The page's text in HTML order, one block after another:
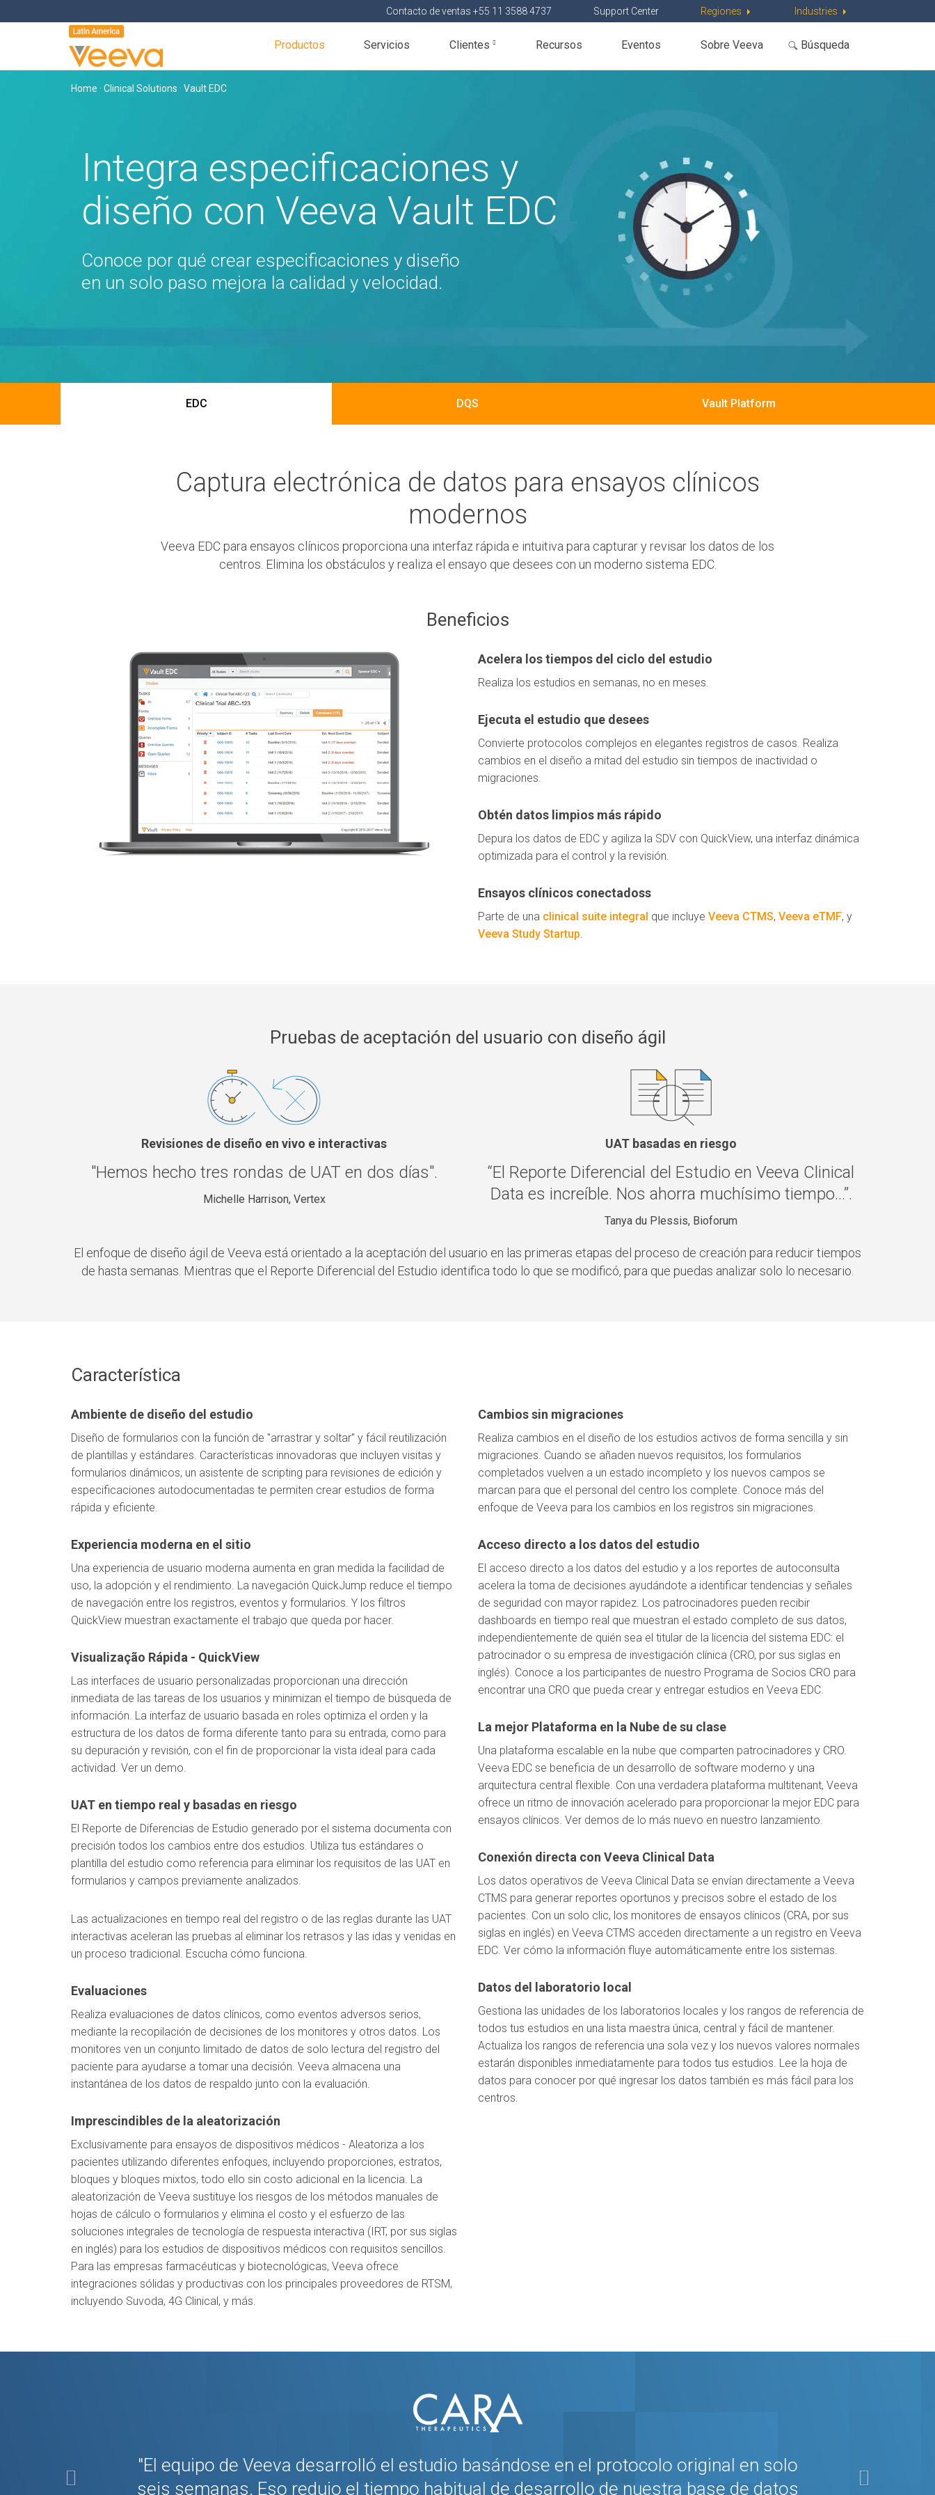
Contacto de ventas +55 11 3588 4737 Support Center Regiones Industries
Productos Servicios Clientes Recursos Eventos Sobre Veeva
Home · Clinical Solutions · Vault EDC
Integra especificaciones y
diseño con Veeva Vault EDC
Conoce por qué crear especificaciones y diseño
en un solo paso mejora la calidad y velocidad.
EDC DQS Vault Platform
Captura electrónica de datos para ensayos clínicos
modernos
Veeva EDC para ensayos clínicos proporciona una interfaz rápida e intuitiva para capturar y revisar los datos de los
centros. Elimina los obstáculos y realiza el ensayo que desees con un moderno sistema EDC.
Beneficios
Acelera los tiempos del ciclo del estudio
Realiza los estudios en semanas, no en meses.
Ejecuta el estudio que desees
Convierte protocolos complejos en elegantes registros de casos. Realiza
cambios en el diseño a mitad del estudio sin tiempos de inactividad o
migraciones.
Obtén datos limpios más rápido
Depura los datos de EDC y agiliza la SDV con QuickView, una interfaz dinámica
optimizada para el control y la revisión.
Ensayos clínicos conectadoss
Parte de una clinical suite integral que incluye Veeva CTMS, Veeva eTMF, y
Veeva Study Startup.
Pruebas de aceptación del usuario con diseño ágil
Revisiones de diseño en vivo e interactivas
"Hemos hecho tres rondas de UAT en dos días".
Michelle Harrison, Vertex
UAT basadas en riesgo
“El Reporte Diferencial del Estudio en Veeva Clinical
Data es increíble. Nos ahorra muchísimo tiempo...”.
Tanya du Plessis, Bioforum
El enfoque de diseño ágil de Veeva está orientado a la aceptación del usuario en las primeras etapas del proceso de creación para reducir tiempos
de hasta semanas. Mientras que el Reporte Diferencial del Estudio identifica todo lo que se modificó, para que puedas analizar solo lo necesario.
Característica
Ambiente de diseño del estudio
Diseño de formularios con la función de "arrastrar y soltar" y fácil reutilización
de plantillas y estándares. Características innovadoras que incluyen visitas y
formularios dinámicos, un asistente de scripting para revisiones de edición y
especificaciones autodocumentadas te permiten crear estudios de forma
rápida y eficiente.
Experiencia moderna en el sitio
Una experiencia de usuario moderna aumenta en gran medida la facilidad de
uso, la adopción y el rendimiento. La navegación QuickJump reduce el tiempo
de navegación entre los registros, eventos y formularios. Y los filtros
QuickView muestran exactamente el trabajo que queda por hacer.
Visualização Rápida - QuickView
Las interfaces de usuario personalizadas proporcionan una dirección
inmediata de las tareas de los usuarios y minimizan el tiempo de búsqueda de
información. La interfaz de usuario basada en roles optimiza el orden y la
estructura de los datos de forma diferente tanto para su entrada, como para
su depuración y revisión, con el fin de proporcionar la vista ideal para cada
actividad. Ver un demo.
UAT en tiempo real y basadas en riesgo
El Reporte de Diferencias de Estudio generado por el sistema documenta con
precisión todos los cambios entre dos estudios. Utiliza tus estándares o
plantilla del estudio como referencia para eliminar los requisitos de las UAT en
formularios y campos previamente analizados.
Las actualizaciones en tiempo real del registro o de las reglas durante las UAT
interactivas aceleran las pruebas al eliminar los retrasos y las idas y venidas en
un proceso tradicional. Escucha cómo funciona.
Evaluaciones
Realiza evaluaciones de datos clínicos, como eventos adversos serios,
mediante la recopilación de decisiones de los monitores y otros datos. Los
monitores ven un conjunto limitado de datos de solo lectura del registro del
paciente para ayudarse a tomar una decisión. Veeva almacena una
instantánea de los datos de respaldo junto con la evaluación.
Imprescindibles de la aleatorización
Exclusivamente para ensayos de dispositivos médicos - Aleatoriza a los
pacientes utilizando diferentes enfoques, incluyendo proporciones, estratos,
bloques y bloques mixtos, todo ello sin costo adicional en la licencia. La
aleatorización de Veeva sustituye los riesgos de los métodos manuales de
hojas de cálculo o formularios y elimina el costo y el esfuerzo de las
soluciones integrales de tecnología de respuesta interactiva (IRT, por sus siglas
en inglés) para los estudios de dispositivos médicos con requisitos sencillos.
Para las empresas farmacéuticas y biotecnológicas, Veeva ofrece
integraciones sólidas y productivas con los principales proveedores de RTSM,
incluyendo Suvoda, 4G Clinical, y más.
Cambios sin migraciones
Realiza cambios en el diseño de los estudios activos de forma sencilla y sin
migraciones. Cuando se añaden nuevos requisitos, los formularios
completados vuelven a un estado incompleto y los nuevos campos se
marcan para que el personal del centro los complete. Conoce más del
enfoque de Veeva para los cambios en los registros sin migraciones.
Acceso directo a los datos del estudio
El acceso directo a los datos del estudio y a los reportes de autoconsulta
acelera la toma de decisiones ayudándote a identificar tendencias y señales
de seguridad con mayor rapidez. Los patrocinadores pueden recibir
dashboards en tiempo real que muestran el estado completo de sus datos,
independientemente de quién sea el titular de la licencia del sistema EDC: el
patrocinador o su empresa de investigación clínica (CRO, por sus siglas en
inglés). Conoce a los participantes de nuestro Programa de Socios CRO para
encontrar una CRO que pueda crear y entregar estudios en Veeva EDC.
La mejor Plataforma en la Nube de su clase
Una plataforma escalable en la nube que comparten patrocinadores y CRO.
Veeva EDC se beneficia de un desarrollo de software moderno y una
arquitectura central flexible. Con una verdadera plataforma multitenant, Veeva
ofrece un ritmo de innovación acelerado para proporcionar la mejor EDC para
ensayos clínicos. Ver demos de lo más nuevo en nuestro lanzamiento.
Conexión directa con Veeva Clinical Data
Los datos operativos de Veeva Clinical Data se envían directamente a Veeva
CTMS para generar reportes oportunos y precisos sobre el estado de los
pacientes. Con un solo clic, los monitores de ensayos clínicos (CRA, por sus
siglas en inglés) en Veeva CTMS acceden directamente a un registro en Veeva
EDC. Ver cómo la información fluye automáticamente entre los sistemas.
Datos del laboratorio local
Gestiona las unidades de los laboratorios locales y los rangos de referencia de
todos tus estudios en una lista maestra única, central y fácil de mantener.
Actualiza los rangos de referencia una sola vez y los nuevos valores normales
estarán disponibles inmediatamente para todos tus estudios. Lee la hoja de
datos para conocer por qué ingresar los datos también es más fácil para los
centros.
"El equipo de Veeva desarrolló el estudio basándose en el protocolo original en solo
seis semanas. Eso redujo el tiempo habitual de desarrollo de nuestra base de datos